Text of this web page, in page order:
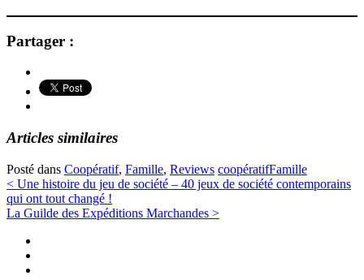
Partager :
Articles similaires
Posté dans Coopératif, Famille, Reviews coopératifFamille
Navigation
des
< Une histoire du jeu de société – 40 jeux de société contemporains
qui ont tout changé !
La Guilde des Expéditions Marchandes >